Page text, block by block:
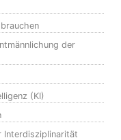
der
(KI)
Interdisziplinarität